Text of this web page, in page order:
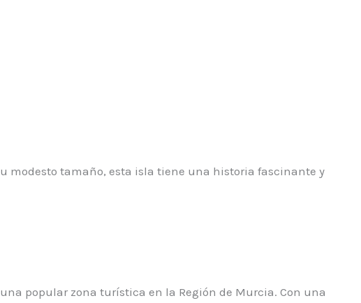
modesto tamaño, esta isla tiene una historia fascinante y
popular zona turística en la Región de Murcia. Con una